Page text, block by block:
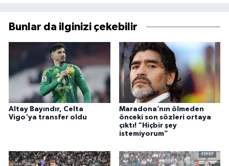
Bunlar da ilginizi çekebilir
Altay Bayındır, Celta
Vigo'ya transfer oldu
Maradona’nın ölmeden
önceki son sözleri ortaya
çıktı! “Hiçbir şey
istemiyorum”